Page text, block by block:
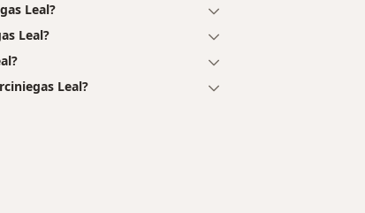
Leal?
Leal?
Leal?